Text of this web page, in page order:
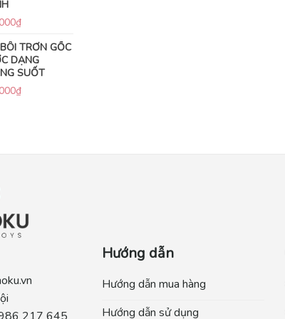
₫
TRƠN GỐC
DẠNG
SUỐT
₫
Hướng dẫn
Hướng dẫn mua hàng
Hướng dẫn sử dụng